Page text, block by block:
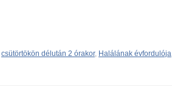
csütörtökön délután 2 órakor, Halálának évfordulója